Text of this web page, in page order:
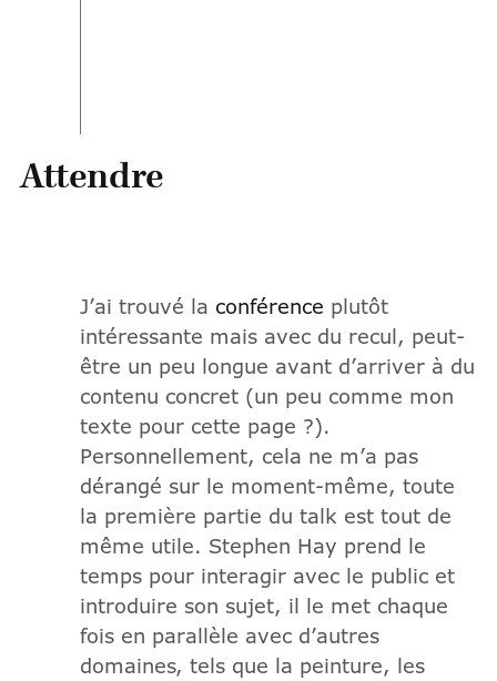
Attendre
J’ai trouvé la conférence plutôt
intéressante mais avec du recul, peut-
être un peu longue avant d’arriver à du
contenu concret (un peu comme mon
texte pour cette page ?).
Personnellement, cela ne m’a pas
dérangé sur le moment-même, toute
la première partie du talk est tout de
même utile. Stephen Hay prend le
temps pour interagir avec le public et
introduire son sujet, il le met chaque
fois en parallèle avec d’autres
domaines, tels que la peinture, les